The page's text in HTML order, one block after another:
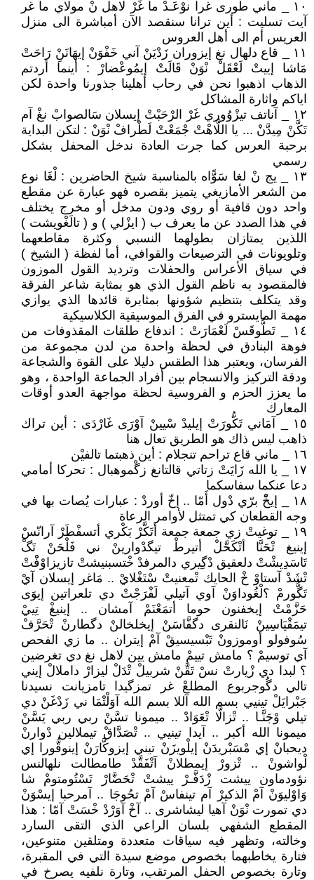
١٠ _ ماني طورى غرا نوْعَـدْ ما غَرْ لاهل نْ مولاي ما غر
آيت تسليت : أين ترانا سنقصد الآن أمباشرة الى منزل
العريس أم الى أهل العروس
١١ _ قاع دلهال نغ إيزوران زَدْيَنْ آني خَفْوَنْ إيهَانَنِْ رَاحَتْ
مَاشا إييتْ لَعْقَلْ نْوَنْ قَالَتْ إيمُوعْضارْ : أينما أردتم
الذهاب اذهبوا نحن في رحاب أهلينا جذورنا واحدة لكن
اياكم واثارة المشاكل
١٢ _ آناتف تيزْوُوري غَرْ الرْحَبْتْ إيسلان سَالصوابْ نغْ آم
تَكَّنْ مِيدَّنْ ... يا اللَّاهْتْ جْمَعْتْ لَطْرافْ نْوَنْ : لتكن البداية
برحبة العرس كما جرت العادة ندخل المحفل بشكل
رسمي
١٣ _ يج نْ لغا سَوًّاه بالمناسبة شيخ الحاضرين : لْغَا نوع
من الشعر الأمازيغي يتميز بقصره فهو عبارة عن مقطع
واحد دون قافية أو روي ودون مدخل أو مخرج يختلف
في هذا الصدد عن ما يعرف ب ( ايزْلي ) و ( تالَغْويشت )
اللذين يمتازان بطولهما النسبي وكثرة مقاطعهما
وتلويونات في الترصيعات والقوافي، أما لفظة ( الشيخ )
في سياق الأعراس والحفلات وترديد القول الموزون
فالمقصود به ناظم القول الذي هو بمثابة شاعر الفرقة
وقد يتكلف بتنظيم شؤونها بمثابرة قائدها الذي يوازي
مهمة المايسترو في الفرق الموسيقية الكلاسيكية
١٤ _ تَطُّوقَسْ لَعْمَارَتْ : اندفاع طلقات المقذوفات من
فوهة البنادق في لحظة واحدة من لدن مجموعة من
الفرسان، ويعتبر هذا الطقس دليلا على القوة والشجاعة
ودقة التركيز والانسجام بين أفراد الجماعة الواحدة ، وهو
ما يعزز الحزم و الفروسية لحظة مواجهة العدو أوقات
المعارك
١٥ _ آمَاني تَكُّورَتْ إيليدْ سْيينْ آوْرَى غَارْدَى : أين تراك
ذاهب ليس ذاك هو الطريق تعال هنا
١٦ _ ماني قاع تراحم تنجلام : أين ذهبتما تالفيْن
١٧ _ يا الله زَايَتْ زتاتي قالتانغ زگْموهبال : تحركا أمامي
دعا عنكما سفاسكما
١٨ _ إيخّْ برّي دْول أَمّا .. إخّ أوردْ : عبارات يُصات بها في
وجه القطعان كي تمتثل لأوامر الرعاة
١٩ _ توغيتْ زي جمعة جمعة أتَكَّرْ بَكْري أتسفْطَرْ آرانّسْ
إينيغ تْحَنَّا أتْكَحَّلْ أتيرطْ تيگدْوارينْ ني فَلْحَنْ تَگْ
تَاسَدِيشْتْ دلعقيق دْگِيري دالمرفدْ خْتسبنيشتْ تازيزاوْفْْتْ
تْشَدْ آستاوْ خْ الحايك تْمعنيتْ سْتَغْلايْ .. مَاغر إيسلان آيْ
تَگُّورمْ ؟لْغُوداوَنْ آوي آتيلي لَفْرَجْتْ دي تلعراتين إيوَى
حَزَّمْتْ إيخفنون حوما أتمَعْنَمْ آمشان .. إينيغْ تِييْ
تيمَقْيَاسِينْ نَالنقرى دگفَّاسَنْ إيخلخالنْ دگطارنْ تْحَرَّفْ
سُوفولو أوموزونْ تَبْسيسيقْ آمْ إيتران .. ما زي الفحص
آي توسيمْ ؟ مامش تييمْ مامش يين لاهل نغ دي تغرضين
؟ لبدا دي زْيارتْ نسْ تَقَّنْ شربيلْ تْدَلْ ليزارْ داملالْ إيني
تالي دگُوجربوع المطلعْ غر تمزگيدا تامزيانت نسيدنا
جَبْرايَلْ تينيي بسم الله آللا بسم الله آوَلْتْمَا ني زَدْغَنْ دي
تيلي وْجَنَّـا .. تْزالَّا تْعَوَادْ .. ميمونا تسَّنْ ربي ربي يَسَّنْ
ميمونا الله أكبر .. آيدا تينيي .. تْصَدَّاقْ تيملالين دْوارنْ
ديحبانْ إي مْسَبْريدَنْ إيلْويزَنْ تيني إيزوكَّارَنْ إينوقُّورا إي
لْواشونْ .. تْزورْ إيمطلانْ آتْفَقَّدْ طامطالت نلهالنس
نؤودماون ييشت زْدَفَّـرْ ييشتْ تْحَضَّارْ تَسْتُومتومْ شا
وَاوْليوَنْ آمْ الذكيرْ آم تينفاسْ آمْ تحُوجَا .. آمرحبا إيسْوَنْ
دي تمورت نْوَنْ آهيا ليشاشرى .. آخْ آوَرْدْ خْسَتْ آمّا : هذا
المقطع الشفهي بلسان الراعي الذي التقى السارد
وخالته، وتظهر فيه سياقات متعددة ومتلقين متنوعين،
فتارة يخاطبهما بخصوص موضع سيدة التي في المقبرة،
وتارة بخصوص الحفل المرتقب، وتارة نلفيه يصرخ في